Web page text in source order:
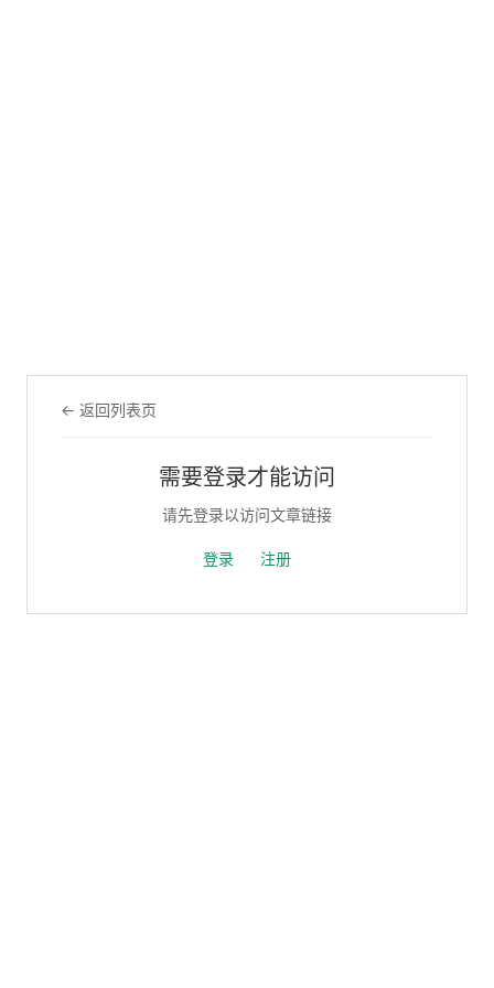
← 返回列表页
需要登录才能访问
请先登录以访问文章链接
登录 注册